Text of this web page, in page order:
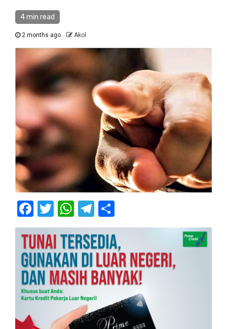
4 min read
2 months ago Akol
Facebook
Twitter
WhatsApp
Telegram